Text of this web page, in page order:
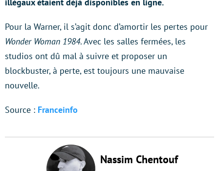
illégaux étaient déjà disponibles en ligne.
Pour la Warner, il s’agit donc d’amortir les pertes pour
Wonder Woman 1984. Avec les salles fermées, les
studios ont dû mal à suivre et proposer un
blockbuster, à perte, est toujours une mauvaise
nouvelle.
Source : Franceinfo
Nassim Chentouf